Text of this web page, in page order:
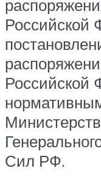
Российской
Российской
Сил РФ.